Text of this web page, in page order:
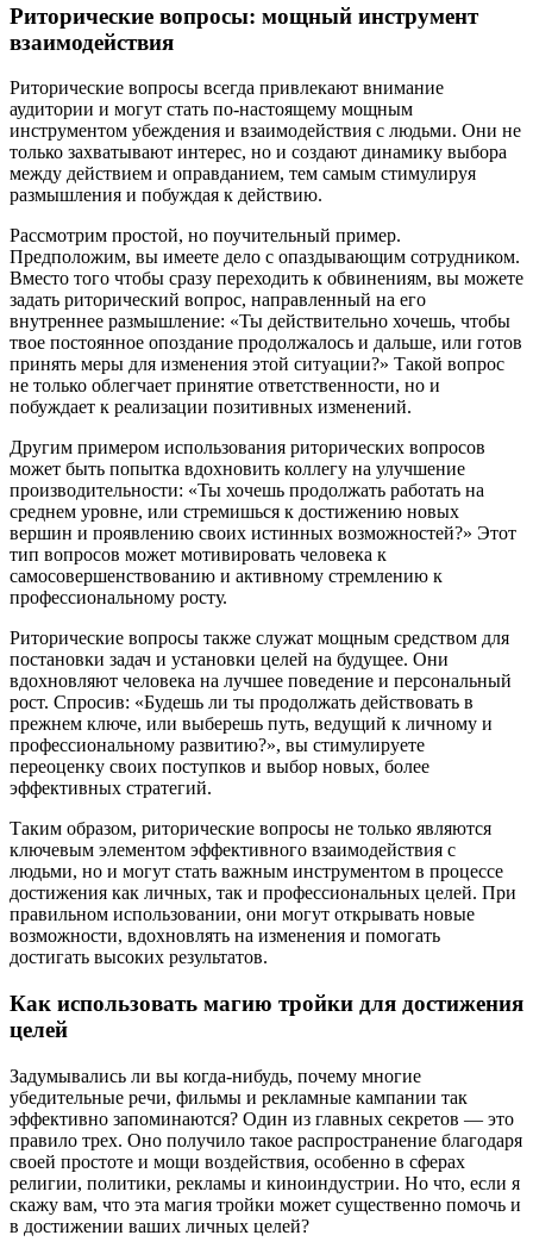
Риторические вопросы: мощный инструмент
взаимодействия
Риторические вопросы всегда привлекают внимание
аудитории и могут стать по-настоящему мощным
инструментом убеждения и взаимодействия с людьми. Они не
только захватывают интерес, но и создают динамику выбора
между действием и оправданием, тем самым стимулируя
размышления и побуждая к действию.
Рассмотрим простой, но поучительный пример.
Предположим, вы имеете дело с опаздывающим сотрудником.
Вместо того чтобы сразу переходить к обвинениям, вы можете
задать риторический вопрос, направленный на его
внутреннее размышление: «Ты действительно хочешь, чтобы
твое постоянное опоздание продолжалось и дальше, или готов
принять меры для изменения этой ситуации?» Такой вопрос
не только облегчает принятие ответственности, но и
побуждает к реализации позитивных изменений.
Другим примером использования риторических вопросов
может быть попытка вдохновить коллегу на улучшение
производительности: «Ты хочешь продолжать работать на
среднем уровне, или стремишься к достижению новых
вершин и проявлению своих истинных возможностей?» Этот
тип вопросов может мотивировать человека к
самосовершенствованию и активному стремлению к
профессиональному росту.
Риторические вопросы также служат мощным средством для
постановки задач и установки целей на будущее. Они
вдохновляют человека на лучшее поведение и персональный
рост. Спросив: «Будешь ли ты продолжать действовать в
прежнем ключе, или выберешь путь, ведущий к личному и
профессиональному развитию?», вы стимулируете
переоценку своих поступков и выбор новых, более
эффективных стратегий.
Таким образом, риторические вопросы не только являются
ключевым элементом эффективного взаимодействия с
людьми, но и могут стать важным инструментом в процессе
достижения как личных, так и профессиональных целей. При
правильном использовании, они могут открывать новые
возможности, вдохновлять на изменения и помогать
достигать высоких результатов.
Как использовать магию тройки для достижения
целей
Задумывались ли вы когда-нибудь, почему многие
убедительные речи, фильмы и рекламные кампании так
эффективно запоминаются? Один из главных секретов — это
правило трех. Оно получило такое распространение благодаря
своей простоте и мощи воздействия, особенно в сферах
религии, политики, рекламы и киноиндустрии. Но что, если я
скажу вам, что эта магия тройки может существенно помочь и
в достижении ваших личных целей?